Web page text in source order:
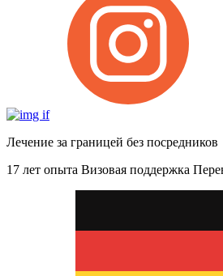
Лечение за границей без посредников
17 лет опыта Визовая поддержка